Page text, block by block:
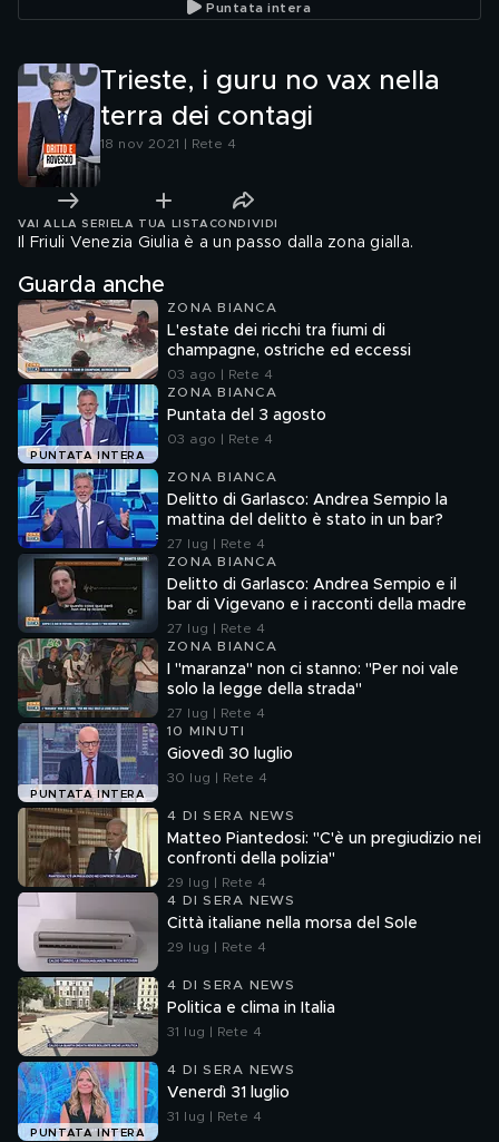
Puntata intera
Trieste, i guru no vax nella
terra dei contagi
18 nov 2021 | Rete 4
VAI ALLA SERIE LA TUA LISTA CONDIVIDI
Il Friuli Venezia Giulia è a un passo dalla zona gialla.
Guarda anche
ZONA BIANCA
L'estate dei ricchi tra fiumi di
champagne, ostriche ed eccessi
03 ago | Rete 4
PUNTATA INTERA
ZONA BIANCA
Puntata del 3 agosto
03 ago | Rete 4
ZONA BIANCA
Delitto di Garlasco: Andrea Sempio la
mattina del delitto è stato in un bar?
27 lug | Rete 4
ZONA BIANCA
Delitto di Garlasco: Andrea Sempio e il
bar di Vigevano e i racconti della madre
27 lug | Rete 4
ZONA BIANCA
I "maranza" non ci stanno: "Per noi vale
solo la legge della strada"
27 lug | Rete 4
PUNTATA INTERA
10 MINUTI
Giovedì 30 luglio
30 lug | Rete 4
4 DI SERA NEWS
Matteo Piantedosi: "C'è un pregiudizio nei
confronti della polizia"
29 lug | Rete 4
4 DI SERA NEWS
Città italiane nella morsa del Sole
29 lug | Rete 4
4 DI SERA NEWS
Politica e clima in Italia
31 lug | Rete 4
PUNTATA INTERA
4 DI SERA NEWS
Venerdì 31 luglio
31 lug | Rete 4